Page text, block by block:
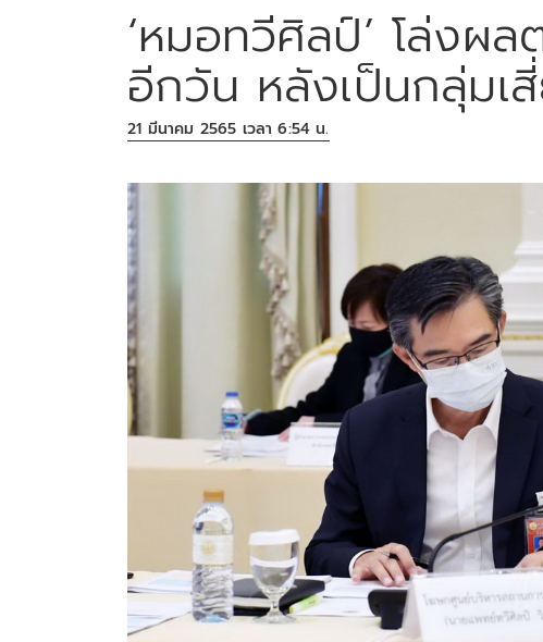
‘หมอทวีศิลป์’ โล่งผ
อีกวัน หลังเป็นกลุ่มเ
21 มีนาคม 2565 เวลา 6:54 น.